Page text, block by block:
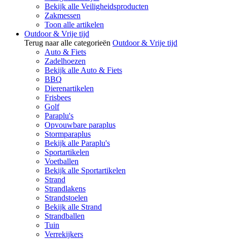
Bekijk alle Veiligheidsproducten
Zakmessen
Toon alle artikelen
Outdoor & Vrije tijd
Terug naar alle categorieën Outdoor & Vrije tijd
Auto & Fiets
Zadelhoezen
Bekijk alle Auto & Fiets
BBQ
Dierenartikelen
Frisbees
Golf
Paraplu's
Opvouwbare paraplus
Stormparaplus
Bekijk alle Paraplu's
Sportartikelen
Voetballen
Bekijk alle Sportartikelen
Strand
Strandlakens
Strandstoelen
Bekijk alle Strand
Strandballen
Tuin
Verrekijkers